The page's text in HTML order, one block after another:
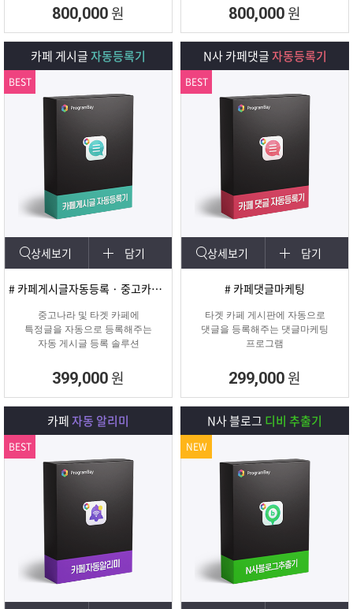
회원 수, 제목개수 , 내용개수, 댓글개
수, 가입조건,
글쓰기조건 별로 추출하여 얼마나 활
성화가 되어
있는지를 체크하여 효과가 있을만한
확인하여 효과적인 바이럴 마케팅을
진행할 수 있도록
800,000 원 800,000 원
카페 게시글자동등록기
상세보기 담기
# 카페게시글자동등록 · 중고카페글쓰기
중고나라 및 타겟 카페에
특정글을 자동으로 등록해주는
자동 게시글 등록 솔루션
399,000 원
BEST
N사 카페댓글자동등록기
상세보기 담기
# 카페댓글마케팅
타겟 카페 게시판에 자동으로
댓글을 등록해주는 댓글마케팅
프로그램
299,000 원
BEST
카페자동 알리미
BEST
N사 블로그 디비 추출기
NEW